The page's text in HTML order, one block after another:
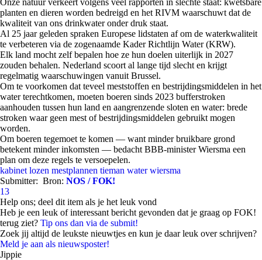
Onze natuur verkeert volgens veel rapporten in slechte staat: kwetsbare
planten en dieren worden bedreigd en het RIVM waarschuwt dat de
kwaliteit van ons drinkwater onder druk staat.
Al 25 jaar geleden spraken Europese lidstaten af om de waterkwaliteit
te verbeteren via de zogenaamde Kader Richtlijn Water (KRW).
Elk land mocht zelf bepalen hoe ze hun doelen uiterlijk in 2027
zouden behalen. Nederland scoort al lange tijd slecht en krijgt
regelmatig waarschuwingen vanuit Brussel.
Om te voorkomen dat teveel meststoffen en bestrijdingsmiddelen in het
water terechtkomen, moeten boeren sinds 2023 bufferstroken
aanhouden tussen hun land en aangrenzende sloten en water: brede
stroken waar geen mest of bestrijdingsmiddelen gebruikt mogen
worden.
Om boeren tegemoet te komen — want minder bruikbare grond
betekent minder inkomsten — bedacht BBB-minister Wiersma een
plan om deze regels te versoepelen.
kabinet lozen mestplannen tieman water wiersma
Submitter: Bron: NOS / FOK!
13
Help ons; deel dit item als je het leuk vond
Heb je een leuk of interessant bericht gevonden dat je graag op FOK!
terug ziet? Tip ons dan via de submit!
Zoek jij altijd de leukste nieuwtjes en kun je daar leuk over schrijven?
Meld je aan als nieuwsposter!
Jippie